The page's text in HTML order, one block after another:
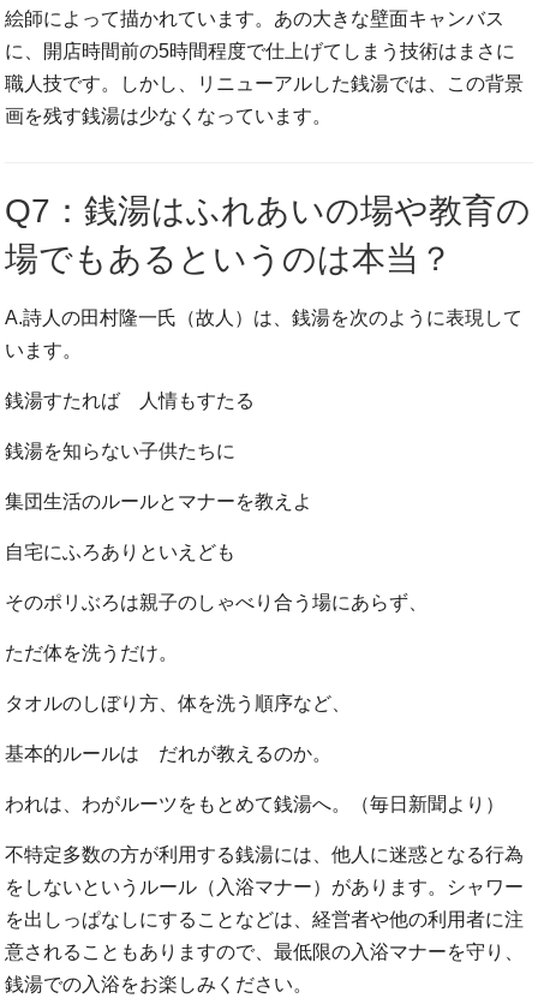
絵師によって描かれています。あの大きな壁面キャンバス
に、開店時間前の5時間程度で仕上げてしまう技術はまさに
職人技です。しかし、リニューアルした銭湯では、この背景
画を残す銭湯は少なくなっています。
Q7：銭湯はふれあいの場や教育の
場でもあるというのは本当？
A.詩人の田村隆一氏（故人）は、銭湯を次のように表現して
います。
銭湯すたれば 人情もすたる
銭湯を知らない子供たちに
集団生活のルールとマナーを教えよ
自宅にふろありといえども
そのポリぶろは親子のしゃべり合う場にあらず、
ただ体を洗うだけ。
タオルのしぼり方、体を洗う順序など、
基本的ルールは だれが教えるのか。
われは、わがルーツをもとめて銭湯へ。（毎日新聞より）
不特定多数の方が利用する銭湯には、他人に迷惑となる行為
をしないというルール（入浴マナー）があります。シャワー
を出しっぱなしにすることなどは、経営者や他の利用者に注
意されることもありますので、最低限の入浴マナーを守り、
銭湯での入浴をお楽しみください。